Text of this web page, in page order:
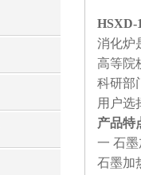
HSXD-
消化炉
高等院
科研部
用户选
产品特
一 石墨
石墨加